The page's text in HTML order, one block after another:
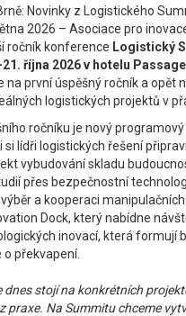
2026 – Asociace pro
ročník konference Logistický
října 2026 v hotelu
na první úspěšný ročník a opět
logistických projektů v
ročníku je nový
si lídři logistických řešení
vybudování skladu
přes bezpečnostní
a kooperaci
Dock, který nabídne
inovací, která formují
překvapení.
stojí na konkrétních
praxe. Na Summitu chceme